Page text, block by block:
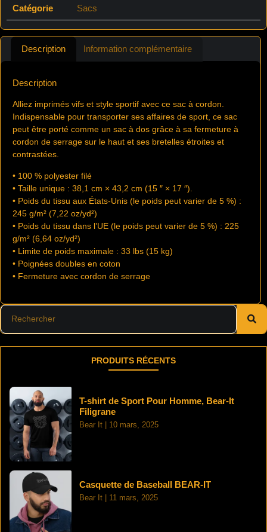
Catégorie
Sacs
Description Information complémentaire
Description
Alliez imprimés vifs et style sportif avec ce sac à cordon.
Indispensable pour transporter ses affaires de sport, ce sac
peut être porté comme un sac à dos grâce à sa fermeture à
cordon de serrage sur le haut et ses bretelles étroites et
contrastées.
• 100 % polyester filé
• Taille unique : 38,1 cm × 43,2 cm (15 ″ × 17 ″).
• Poids du tissu aux États-Unis (le poids peut varier de 5 %) :
245 g/m² (7,22 oz/yd²)
• Poids du tissu dans l’UE (le poids peut varier de 5 %) : 225
g/m² (6,64 oz/yd²)
• Limite de poids maximale : 33 lbs (15 kg)
• Poignées doubles en coton
• Fermeture avec cordon de serrage
PRODUITS RÉCENTS
T-shirt de Sport Pour Homme, Bear-It
Filigrane
Bear It 10 mars, 2025
Casquette de Baseball BEAR-IT
Bear It 11 mars, 2025